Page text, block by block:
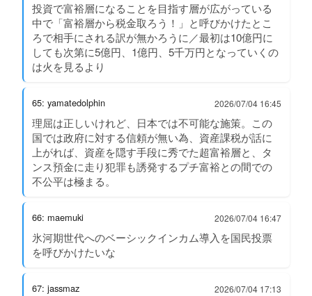
投資で富裕層になることを目指す層が広がっている
中で「富裕層から税金取ろう！」と呼びかけたとこ
ろで相手にされる訳が無かろうに／最初は10億円に
しても次第に5億円、1億円、5千万円となっていくの
は火を見るより
65: yamatedolphin 2026/07/04 16:45
理屈は正しいけれど、日本では不可能な施策。この
国では政府に対する信頼が無い為、資産課税が話に
上がれば、資産を隠す手段に秀でた超富裕層と、タ
ンス預金に走り犯罪も誘発するプチ富裕との間での
不公平は極まる。
66: maemuki 2026/07/04 16:47
氷河期世代へのベーシックインカム導入を国民投票
を呼びかけたいな
67: jassmaz 2026/07/04 17:13